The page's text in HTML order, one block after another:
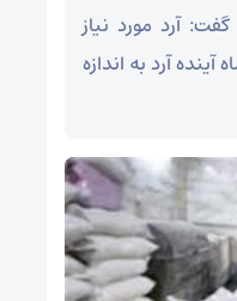
آرد مورد نیاز
تامین است و برای ۶ ماه آینده آرد به اندازه